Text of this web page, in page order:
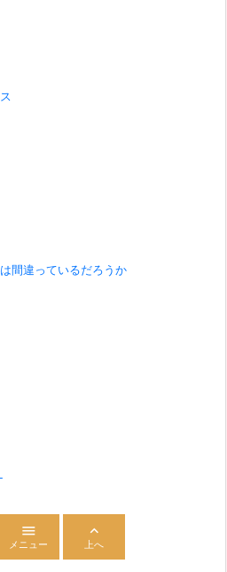
間違っているだろうか

メニュー

上へ